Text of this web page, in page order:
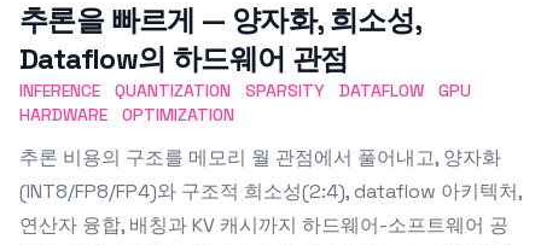
추론을 빠르게 — 양자화, 희소성,
Dataflow의 하드웨어 관점
INFERENCE QUANTIZATION SPARSITY DATAFLOW
GPU
HARDWARE
OPTIMIZATION
추론 비용의 구조를 메모리 월 관점에서 풀어내고, 양자화
(INT8/FP8/FP4)와 구조적 희소성(2:4), dataflow 아키텍처,
연산자 융합, 배칭과 KV 캐시까지 하드웨어-소프트웨어 공